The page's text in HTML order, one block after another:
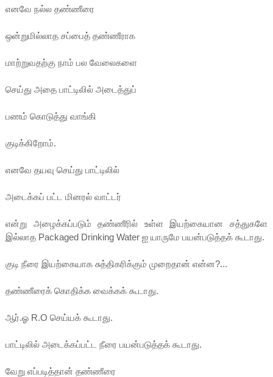
எனவே நல்ல தண்ணீரை
ஒன்றுமில்லாத சப்பைத் தண்ணீராக
மாற்றுவதற்கு நாம் பல வேலைகளை
செய்து அதை பாட்டிலில் அடைத்துப்
பணம் கொடுத்து வாங்கி
குடிக்கிறோம்.
எனவே தயவு செய்து பாட்டிலில்
அடைக்கப் பட்ட மினரல் வாட்டர்
என்று அழைக்கப்படும் தண்ணீரில் உள்ள இயற்கையான சத்துகளே
இல்லாத Packaged Drinking Water ஐ யாருமே பயன்படுத்தக் கூடாது.
குடி நீரை இயற்கையாக சுத்திகரிக்கும் முறைதான் என்ன?...
தண்ணீரைக் கொதிக்க வைக்கக் கூடாது.
ஆர்.ஓ R.O செய்யக் கூடாது.
பாட்டிலில் அடைக்கப்பட்ட நீரை பயன்படுத்தக் கூடாது.
வேறு எப்படித்தான் தண்ணீரை